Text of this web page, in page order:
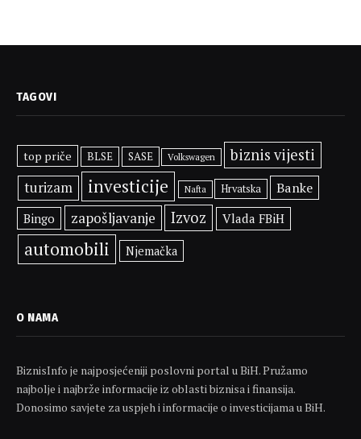
TAGOVI
top priče BLSE SASE Volkswagen biznis vijesti
turizam investicije Nafta Hrvatska Banke
Bingo zapošljavanje Izvoz Vlada FBiH
automobili Njemačka
O NAMA
BiznisInfo je najposjećeniji poslovni portal u BiH. Pružamo
najbolje i najbrže informacije iz oblasti biznisa i finansija.
Donosimo savjete za uspjeh i informacije o investicijama u BiH.